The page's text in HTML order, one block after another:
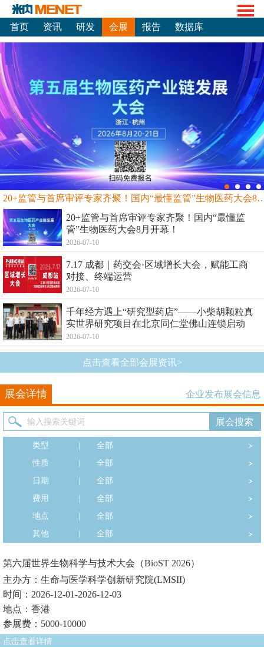
首页 资讯 研发 会展 报告 数据库
20+监管与首席审评专家齐聚！国内“最
20+监管与首席审评专家齐聚！国内“最懂监
管”生物医药大会8月开幕！
2026-07-10
7.17 成都｜药交会·区域增长大会，赋能工商
对接、终端运营
2026-07-10
千年经方遇上“研究型药店”——小柴胡颗粒真
实世界研究项目在北京同仁堂佛山连锁启动
2026-07-10
点击查看全部会展资讯>
展会详情 企业发布展会信息
类型
全部
性质
全部
日期
全部
费用
全部
地点
全部
其他
全部
第六届世界生物科学与技术大会（BioST 2026）
主办方：生命与医学科学创新研究院(LMSII)
时间：2026-12-01-2026-12-03
地点：香港
参展费：5000-10000
点击查看详情